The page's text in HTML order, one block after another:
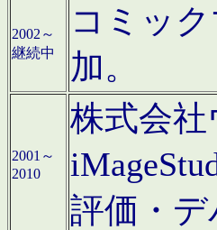
2002～
継続中
コミッ
加。
2001～
2010
株式会
評価・